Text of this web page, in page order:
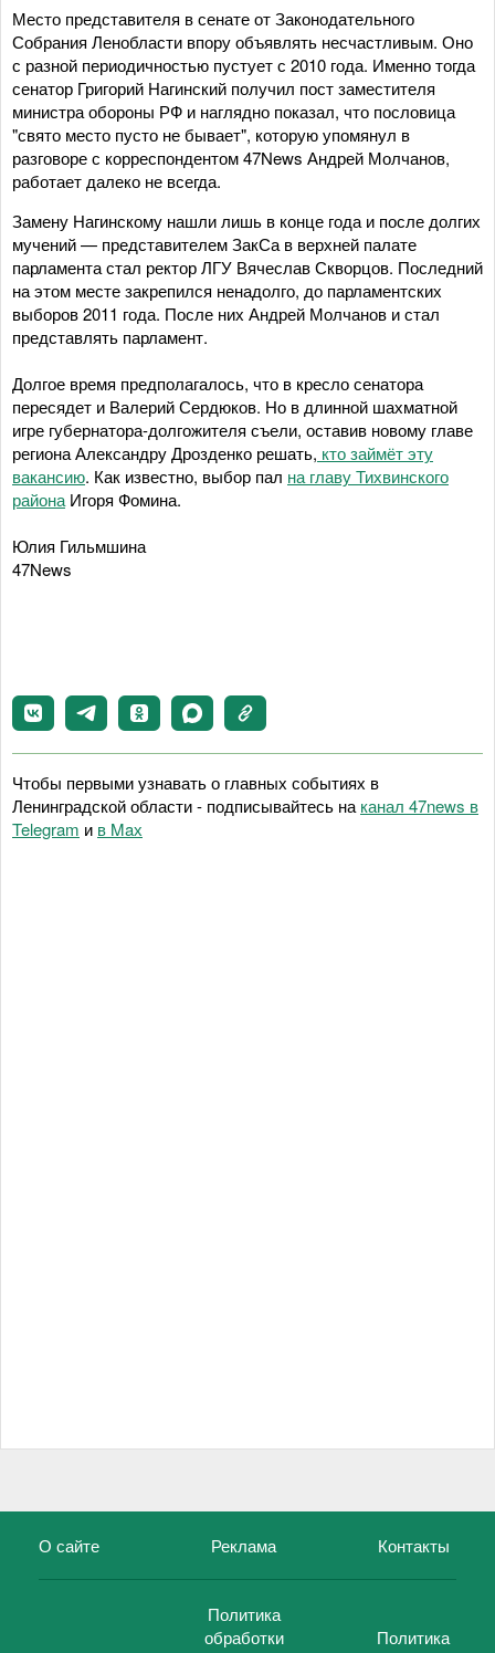
Место представителя в сенате от Законодательного
Собрания Ленобласти впору объявлять несчастливым. Оно
с разной периодичностью пустует с 2010 года. Именно тогда
сенатор Григорий Нагинский получил пост заместителя
министра обороны РФ и наглядно показал, что пословица
"свято место пусто не бывает", которую упомянул в
разговоре с корреспондентом 47News Андрей Молчанов,
работает далеко не всегда.
Замену Нагинскому нашли лишь в конце года и после долгих
мучений — представителем ЗакСа в верхней палате
парламента стал ректор ЛГУ Вячеслав Скворцов. Последний
на этом месте закрепился ненадолго, до парламентских
выборов 2011 года. После них Андрей Молчанов и стал
представлять парламент.
Долгое время предполагалось, что в кресло сенатора
пересядет и Валерий Сердюков. Но в длинной шахматной
игре губернатора-долгожителя съели, оставив новому главе
региона Александру Дрозденко решать, кто займёт эту
вакансию. Как известно, выбор пал на главу Тихвинского
района Игоря Фомина.
Юлия Гильмшина
47News
Чтобы первыми узнавать о главных событиях в
Ленинградской области - подписывайтесь на канал 47news в
Telegram и в Maх
О сайте Реклама Контакты
Политика
обработки
Политика